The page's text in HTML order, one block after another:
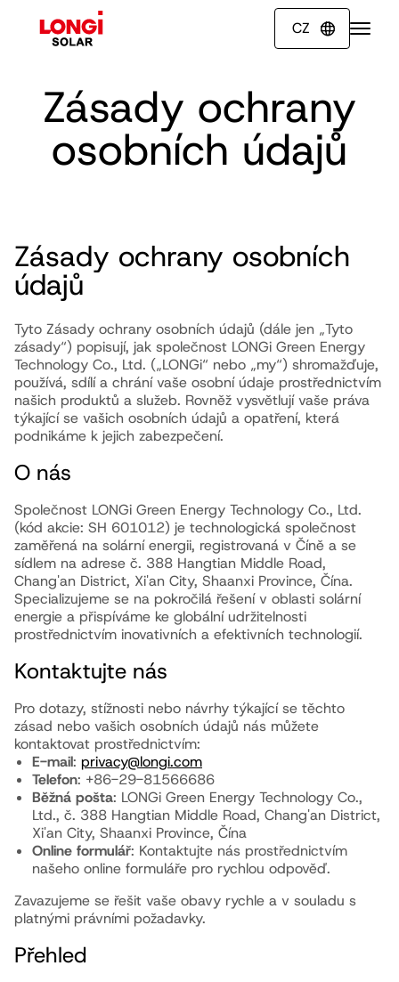
CZ 
Zásady ochrany
osobních údajů
Zásady ochrany osobních
údajů
Tyto Zásady ochrany osobních údajů (dále jen „Tyto
zásady“) popisují, jak společnost LONGi Green Energy
Technology Co., Ltd. („LONGi“ nebo „my“) shromažďuje,
používá, sdílí a chrání vaše osobní údaje prostřednictvím
našich produktů a služeb. Rovněž vysvětlují vaše práva
týkající se vašich osobních údajů a opatření, která
podnikáme k jejich zabezpečení.
O nás
Společnost LONGi Green Energy Technology Co., Ltd.
(kód akcie: SH 601012) je technologická společnost
zaměřená na solární energii, registrovaná v Číně a se
sídlem na adrese č. 388 Hangtian Middle Road,
Chang'an District, Xi'an City, Shaanxi Province, Čína.
Specializujeme se na pokročilá řešení v oblasti solární
energie a přispíváme ke globální udržitelnosti
prostřednictvím inovativních a efektivních technologií.
Kontaktujte nás
Pro dotazy, stížnosti nebo návrhy týkající se těchto
zásad nebo vašich osobních údajů nás můžete
kontaktovat prostřednictvím:
E-mail: privacy@longi.com
Telefon: +86-29-81566686
Běžná pošta: LONGi Green Energy Technology Co.,
Ltd., č. 388 Hangtian Middle Road, Chang'an District,
Xi'an City, Shaanxi Province, Čína
Online formulář: Kontaktujte nás prostřednictvím
našeho online formuláře pro rychlou odpověď.
Zavazujeme se řešit vaše obavy rychle a v souladu s
platnými právními požadavky.
Přehled